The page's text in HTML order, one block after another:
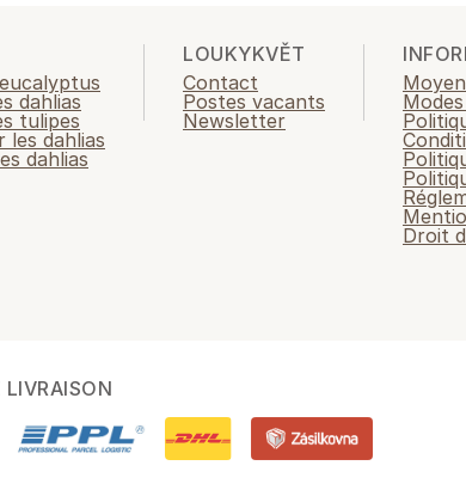
dahlias
tulipes
les dahlias
dahlias
LOUKYKVĚT
Contact
Postes vacants
Newsletter
Droit
LIVRAISON